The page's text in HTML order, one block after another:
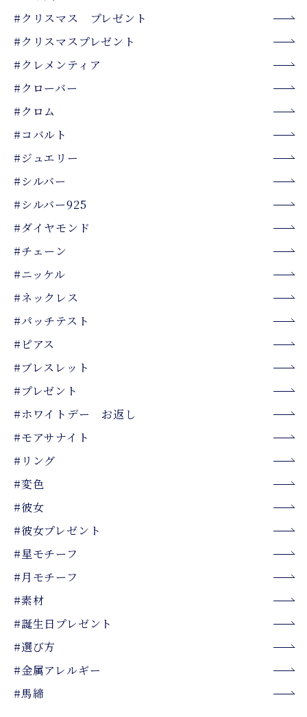
#クリスマス プレゼント
#クリスマスプレゼント
#クレメンティア
#クローバー
#クロム
#コバルト
#ジュエリー
#シルバー
#シルバー925
#ダイヤモンド
#チェーン
#ニッケル
#ネックレス
#パッチテスト
#ピアス
#ブレスレット
#プレゼント
#ホワイトデー お返し
#モアサナイト
#リング
#変色
#彼女
#彼女プレゼント
#星モチーフ
#月モチーフ
#素材
#誕生日プレゼント
#選び方
#金属アレルギー
#馬締